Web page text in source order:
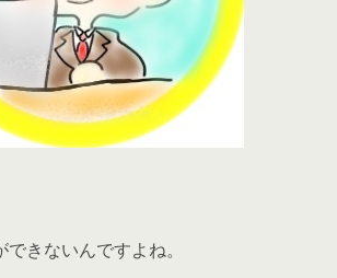
きないんですよね。